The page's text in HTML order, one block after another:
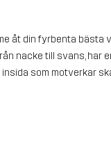
åt din fyrbenta
nacke till svans,
som motverkar